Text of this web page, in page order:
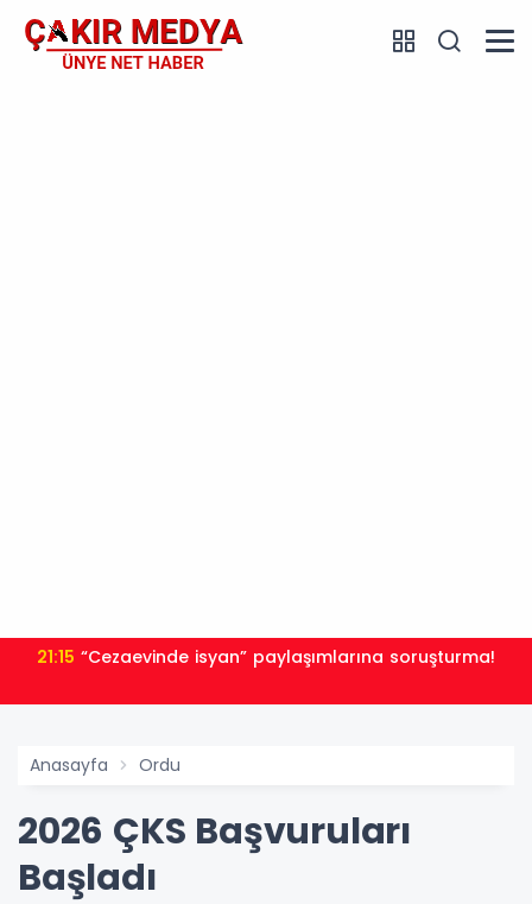
21:15 “Cezaevinde isyan” paylaşımlarına soruşturma!
Anasayfa Ordu
2026 ÇKS Başvuruları
Başladı